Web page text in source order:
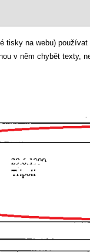
tisky na webu)
v něm chybět texty,